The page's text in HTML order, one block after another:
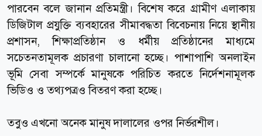
পারবেন বলে জানান প্রতিমন্ত্রী। বিশেষ করে গ্রামীণ এলাকায়
ডিজিটাল প্রযুক্তি ব্যবহারের সীমাবদ্ধতা বিবেচনায় নিয়ে স্থানীয়
প্রশাসন, শিক্ষাপ্রতিষ্ঠান ও ধর্মীয় প্রতিষ্ঠানের মাধ্যমে
সচেতনতামূলক প্রচারণা চালানো হচ্ছে। পাশাপাশি অনলাইন
ভূমি সেবা সম্পর্কে মানুষকে পরিচিত করতে নির্দেশনামূলক
ভিডিও ও তথ্যপত্রও বিতরণ করা হচ্ছে।
তবুও এখনো অনেক মানুষ দালালের ওপর নির্ভরশীল।